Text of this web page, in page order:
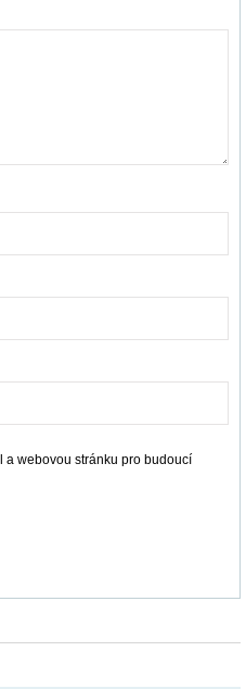
a webovou stránku pro budoucí